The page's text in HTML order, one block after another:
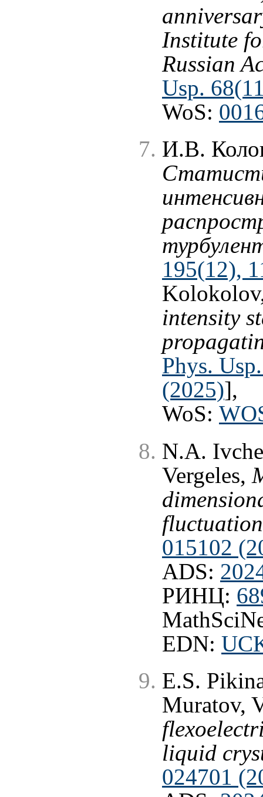
Institute
Russian
Usp.
WoS:
И.В.
195(12),
intensity
Phys.
(2025)],
WoS:
N.A.
Vergeles,
015102
ADS:
РИНЦ:
EDN:
E.S.
Muratov,
liquid
024701